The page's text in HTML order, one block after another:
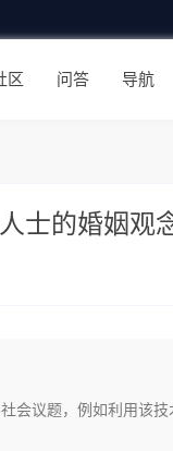
区 问答 导航
士的婚姻观
会议题，例如利用该